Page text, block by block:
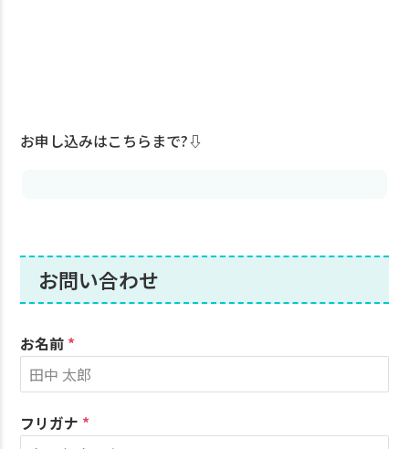
お申し込みはこちらまで?⇩
お問い合わせ
お名前 *
フリガナ *